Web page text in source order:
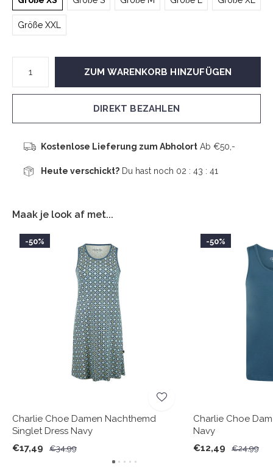
Größe XXL
ZUM WARENKORB HINZUFÜGEN
DIREKT BEZAHLEN
Kostenlose Lieferung zum AbholortAb €50,-
Heute verschickt?Du hast noch 02 : 43 : 41
Maak je look af met...
-50%
Charlie Choe Damen Nachthemd
Singlet Dress Navy
€17,49
€34,99
-50%
Charlie Choe
Navy
€12,49
€24,99